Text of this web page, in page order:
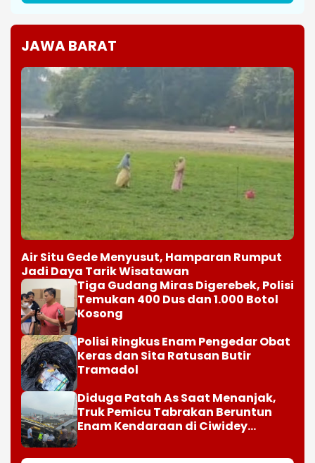
JAWA BARAT
Air Situ Gede Menyusut, Hamparan Rumput
Jadi Daya Tarik Wisatawan
Tiga Gudang Miras Digerebek, Polisi
Temukan 400 Dus dan 1.000 Botol
Kosong
Polisi Ringkus Enam Pengedar Obat
Keras dan Sita Ratusan Butir
Tramadol
Diduga Patah As Saat Menanjak,
Truk Pemicu Tabrakan Beruntun
Enam Kendaraan di Ciwidey